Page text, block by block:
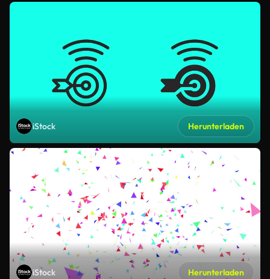
iStock Herunterladen
iStock Herunterladen